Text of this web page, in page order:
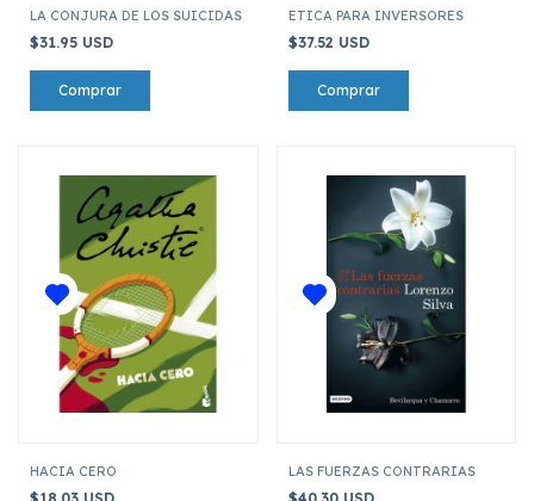
LA CONJURA DE LOS SUICIDAS
$31.95 USD
ETICA PARA INVERSORES
$37.52 USD
HACIA CERO LAS FUERZAS CONTRARIAS